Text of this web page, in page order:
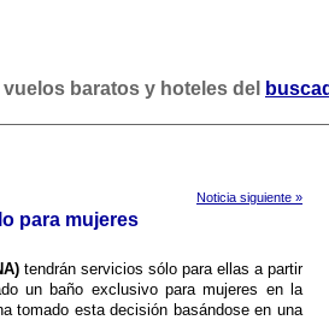
baratos y hoteles del
Noticia siguiente »
para mujeres
tendrán servicios sólo para ellas a partir
un baño exclusivo para mujeres en la
tomado esta decisión basándose en una